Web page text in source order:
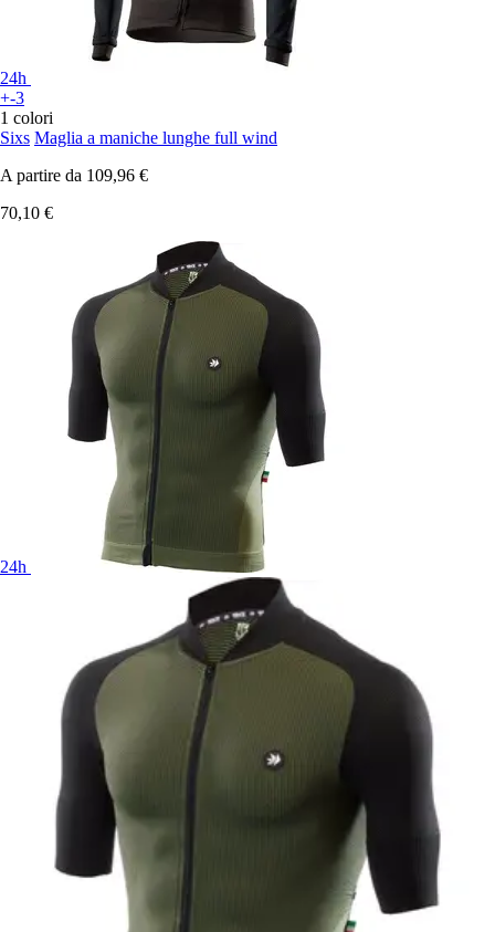
24h
+-3
1 colori
Sixs Maglia a maniche lunghe full wind
A partire da 109,96 €
70,10 €
24h